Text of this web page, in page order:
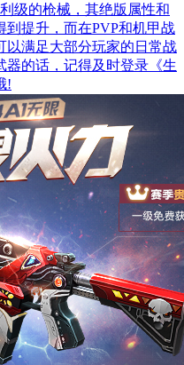
的枪械，其绝版属性和
到提升，而在PVP和机甲战
以满足大部分玩家的日常战
器的话，记得及时登录《生
!